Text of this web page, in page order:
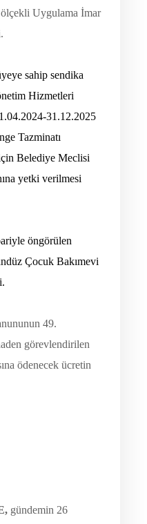
Uygulama İmar
sahip sendika
Hizmetleri
31.12.2025
Tazminatı
Belediye Meclisi
yetki verilmesi
öngörülen
Çocuk Bakımevi
49.
görevlendirilen
ödenecek ücretin
, gündemin 26